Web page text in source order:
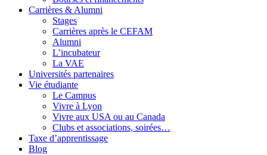
Carrières & Alumni
Stages
Carrières après le CEFAM
Alumni
L’incubateur
La VAE
Universités partenaires
Vie étudiante
Le Campus
Vivre à Lyon
Vivre aux USA ou au Canada
Clubs et associations, soirées…
Taxe d’apprentissage
Blog